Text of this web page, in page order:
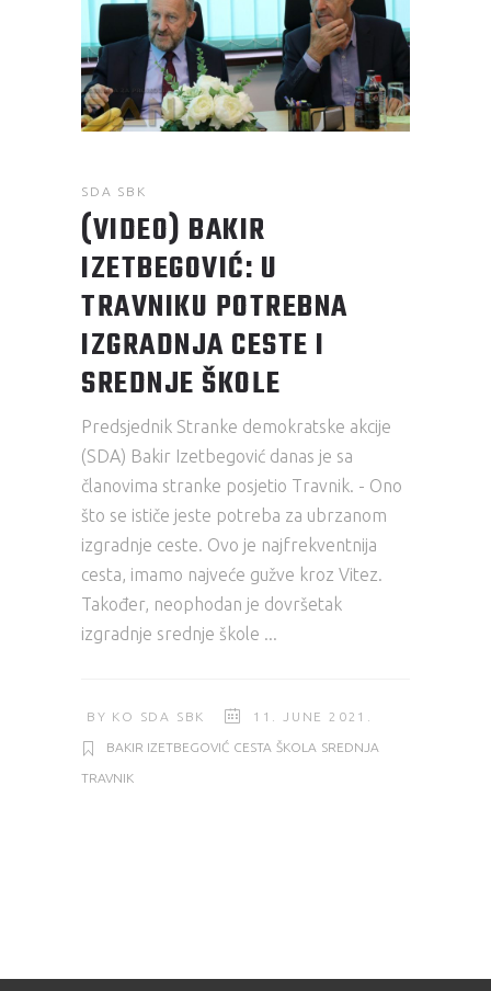
SDA SBK
(VIDEO) BAKIR
IZETBEGOVIĆ: U
TRAVNIKU POTREBNA
IZGRADNJA CESTE I
SREDNJE ŠKOLE
Predsjednik Stranke demokratske akcije
(SDA) Bakir Izetbegović danas je sa
članovima stranke posjetio Travnik. - Ono
što se ističe jeste potreba za ubrzanom
izgradnje ceste. Ovo je najfrekventnija
cesta, imamo najveće gužve kroz Vitez.
Također, neophodan je dovršetak
izgradnje srednje škole
BY KO SDA SBK 11. JUNE 2021.
BAKIR IZETBEGOVIĆ CESTA ŠKOLA SREDNJA
TRAVNIK